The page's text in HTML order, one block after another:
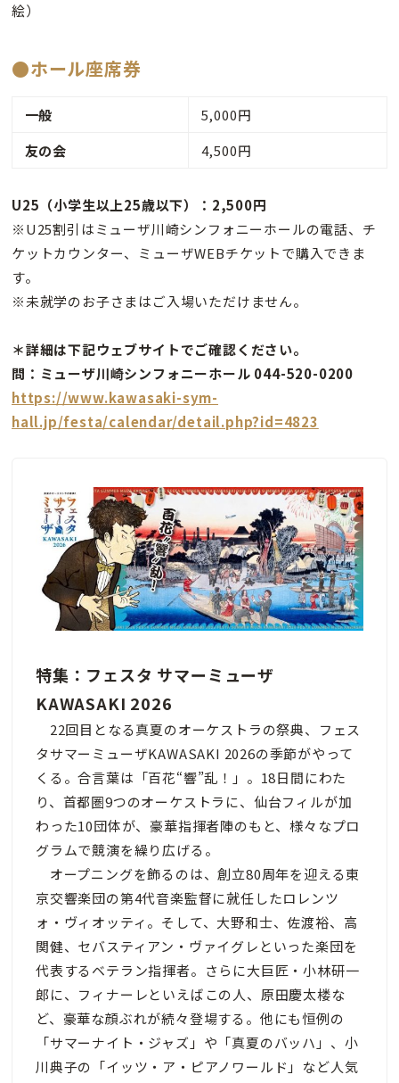
絵）
●ホール座席券
一般
5,000円
友の会
4,500円
U25（小学生以上25歳以下）：2,500円
※U25割引はミューザ川崎シンフォニーホールの電話、チ
ケットカウンター、ミューザWEBチケットで購入できま
す。
※未就学のお子さまはご入場いただけません。
＊詳細は下記ウェブサイトでご確認ください。
問：ミューザ川崎シンフォニーホール 044-520-0200
https://www.kawasaki-sym-
hall.jp/festa/calendar/detail.php?id=4823
特集：フェスタ サマーミューザ
KAWASAKI 2026
22回目となる真夏のオーケストラの祭典、フェス
タサマーミューザKAWASAKI 2026の季節がやって
くる。合言葉は「百花“響”乱！」。18日間にわた
り、首都圏9つのオーケストラに、仙台フィルが加
わった10団体が、豪華指揮者陣のもと、様々なプロ
グラムで競演を繰り広げる。
オープニングを飾るのは、創立80周年を迎える東
京交響楽団の第4代音楽監督に就任したロレンツ
ォ・ヴィオッティ。そして、大野和士、佐渡裕、高
関健、セバスティアン・ヴァイグレといった楽団を
代表するベテラン指揮者。さらに大巨匠・小林研一
郎に、フィナーレといえばこの人、原田慶太楼な
ど、豪華な顔ぶれが続々登場する。他にも恒例の
「サマーナイト・ジャズ」や「真夏のバッハ」、小
川典子の「イッツ・ア・ピアノワールド」など人気